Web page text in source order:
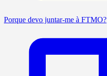
Porque devo juntar-me à FTMO?